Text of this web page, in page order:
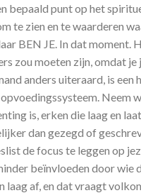
bepaald punt op het
te zien en te waarderen
BEN JE. In dat moment.
zou moeten zijn, omdat je
anders uiteraard, is een
Neem
is, erken die laag en laat
dan gezegd of
de focus te leggen op
beïnvloeden door wie
laag af, en dat vraagt